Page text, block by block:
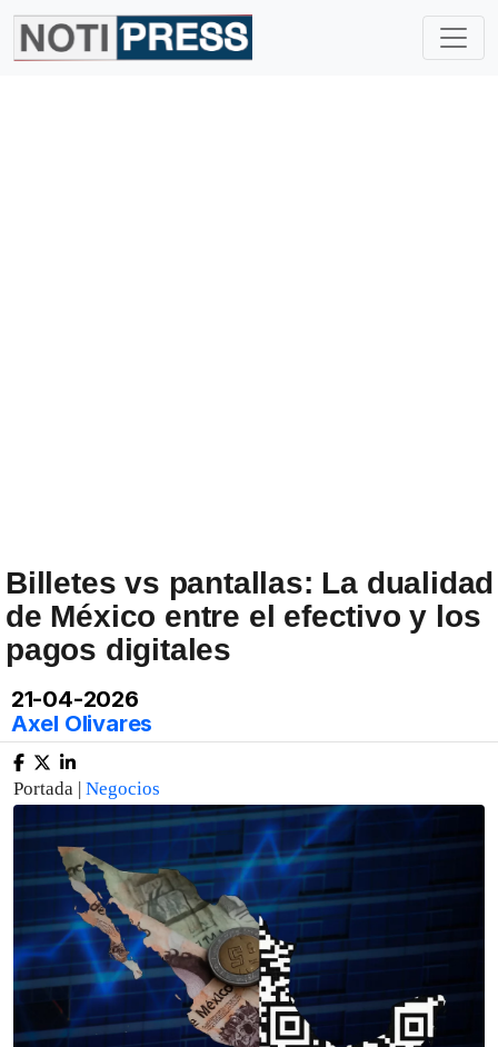
Billetes vs pantallas: La dualidad
de México entre el efectivo y los
pagos digitales
21-04-2026
Axel Olivares
Portada | Negocios